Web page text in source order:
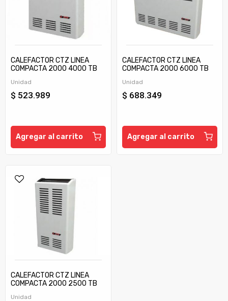
CALEFACTOR CTZ LINEA
COMPACTA 2000 4000 TB
Unidad
$ 523.989
Agregar al carrito
CALEFACTOR CTZ LINEA
COMPACTA 2000 6000 TB
Unidad
$ 688.349
Agregar al carrito
CALEFACTOR CTZ LINEA
COMPACTA 2000 2500 TB
Unidad